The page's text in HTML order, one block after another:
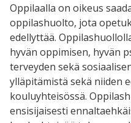
Oppilaalla on oikeus
oppilashuolto, jota
edellyttää.
hyvän oppimisen, hyvän
terveyden sekä
ylläpitämistä sekä niiden
kouluyhteisössä.
ensisijaisesti